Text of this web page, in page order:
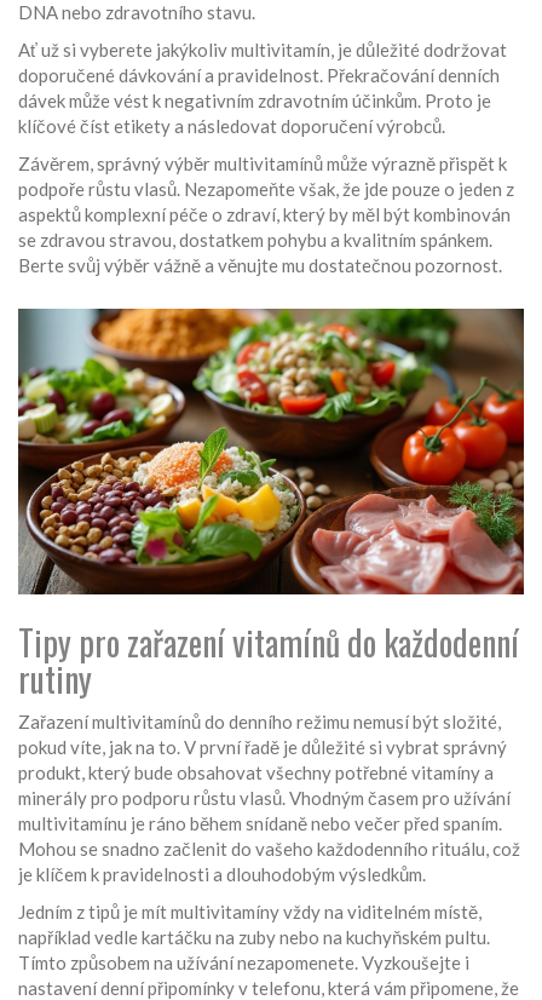
DNA nebo zdravotního stavu.
Ať už si vyberete jakýkoliv multivitamín, je důležité dodržovat
doporučené dávkování a pravidelnost. Překračování denních
dávek může vést k negativním zdravotním účinkům. Proto je
klíčové číst etikety a následovat doporučení výrobců.
Závěrem, správný výběr multivitamínů může výrazně přispět k
podpoře růstu vlasů. Nezapomeňte však, že jde pouze o jeden z
aspektů komplexní péče o zdraví, který by měl být kombinován
se zdravou stravou, dostatkem pohybu a kvalitním spánkem.
Berte svůj výběr vážně a věnujte mu dostatečnou pozornost.
Tipy pro zařazení vitamínů do každodenní
rutiny
Zařazení multivitamínů do denního režimu nemusí být složité,
pokud víte, jak na to. V první řadě je důležité si vybrat správný
produkt, který bude obsahovat všechny potřebné vitamíny a
minerály pro podporu růstu vlasů. Vhodným časem pro užívání
multivitamínu je ráno během snídaně nebo večer před spaním.
Mohou se snadno začlenit do vašeho každodenního rituálu, což
je klíčem k pravidelnosti a dlouhodobým výsledkům.
Jedním z tipů je mít multivitamíny vždy na viditelném místě,
například vedle kartáčku na zuby nebo na kuchyňském pultu.
Tímto způsobem na užívání nezapomenete. Vyzkoušejte i
nastavení denní připomínky v telefonu, která vám připomene, že